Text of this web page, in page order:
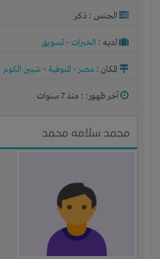
الجنس : ذكر
لديـه : الخبرات - تسويق
المكان : مصر- المنوفية - شبين الكوم
آخر ظهور: : منذ 7 سنوات
محمد سلامه محمد